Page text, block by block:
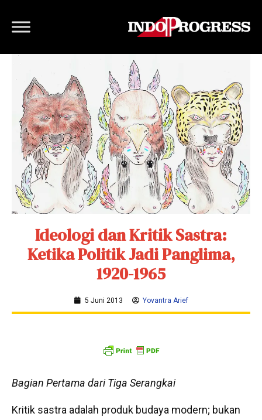
Ideologi dan Kritik Sastra:
Ketika Politik Jadi Panglima,
1920-1965
5 Juni 2013 Yovantra Arief
Bagian Pertama dari Tiga Serangkai
Kritik sastra adalah produk budaya modern; bukan